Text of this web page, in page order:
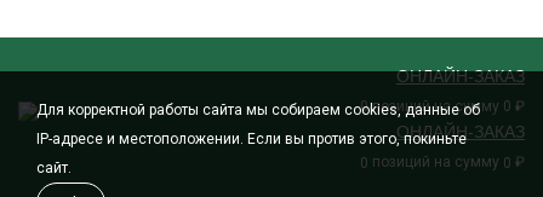
ОНЛАЙН-ЗАКАЗ
0позиций на сумму 0 ₽
ОНЛАЙН-ЗАКАЗ
0 позиций на сумму 0 ₽
Для корректной работы сайта мы собираем cookies, данные об
IP-адресе и местоположении. Если вы против этого, покиньте
сайт.